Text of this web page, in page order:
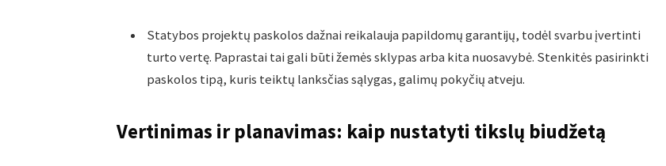
Statybos projektų paskolos dažnai reikalauja papildomų garantijų, todėl svarbu įvertinti
turto vertę. Paprastai tai gali būti žemės sklypas arba kita nuosavybė. Stenkitės pasirinkti
paskolos tipą, kuris teiktų lanksčias sąlygas, galimų pokyčių atveju.
Vertinimas ir planavimas: kaip nustatyti tikslų biudžetą